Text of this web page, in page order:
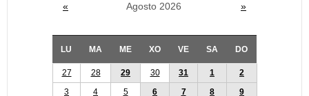
« Agosto 2026 »
LU MA ME XO VE SA DO
27 28 29 30 31 1
2
3
4 5 6 7 8
9